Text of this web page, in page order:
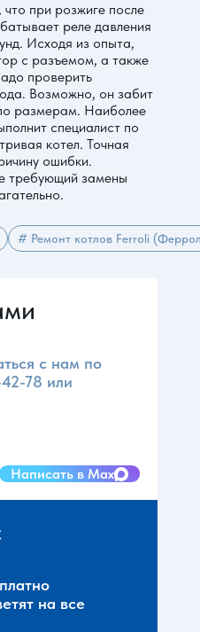
при розжиге после
реле давления
Исходя из опыта,
с разъемом, а также
проверить
Возможно, он забит
размерам. Наиболее
специалист по
котел. Точная
ошибки.
требующий замены
# Ремонт котлов Ferroli
с нам по
78 или
Написать в Max
на все